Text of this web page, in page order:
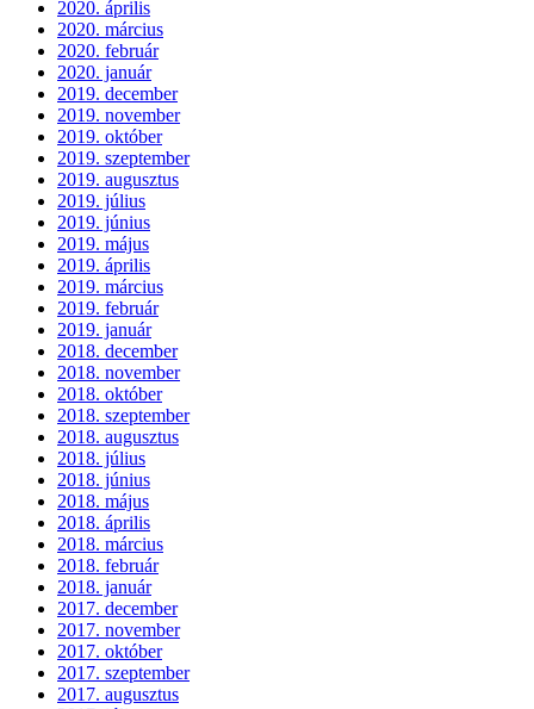
2020. április
2020. március
2020. február
2020. január
2019. december
2019. november
2019. október
2019. szeptember
2019. augusztus
2019. július
2019. június
2019. május
2019. április
2019. március
2019. február
2019. január
2018. december
2018. november
2018. október
2018. szeptember
2018. augusztus
2018. július
2018. június
2018. május
2018. április
2018. március
2018. február
2018. január
2017. december
2017. november
2017. október
2017. szeptember
2017. augusztus